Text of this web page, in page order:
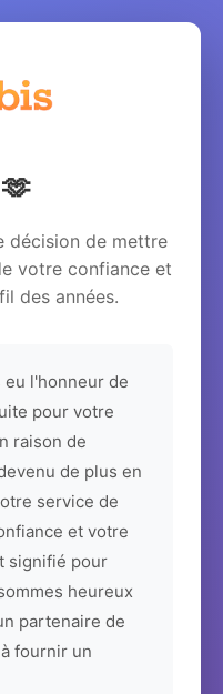
décision de mettre
votre confiance et
des années.
eu l'honneur de
pour votre
raison de
de plus en
service de
et votre
signifié pour
heureux
partenaire de
fournir un